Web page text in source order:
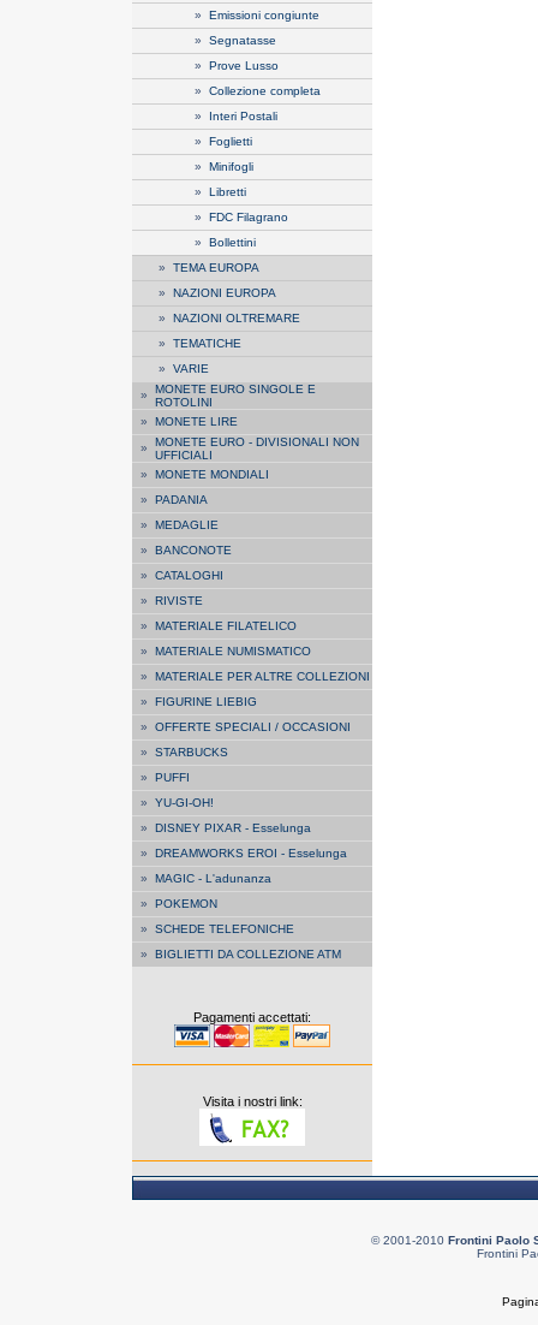
» Emissioni congiunte
» Segnatasse
» Prove Lusso
» Collezione completa
» Interi Postali
» Foglietti
» Minifogli
» Libretti
» FDC Filagrano
» Bollettini
» TEMA EUROPA
» NAZIONI EUROPA
» NAZIONI OLTREMARE
» TEMATICHE
» VARIE
» MONETE EURO SINGOLE E
ROTOLINI
» MONETE LIRE
» MONETE EURO - DIVISIONALI NON
UFFICIALI
» MONETE MONDIALI
» PADANIA
» MEDAGLIE
» BANCONOTE
» CATALOGHI
» RIVISTE
» MATERIALE FILATELICO
» MATERIALE NUMISMATICO
» MATERIALE PER ALTRE COLLEZIONI
» FIGURINE LIEBIG
» OFFERTE SPECIALI / OCCASIONI
» STARBUCKS
» PUFFI
» YU-GI-OH!
» DISNEY PIXAR - Esselunga
» DREAMWORKS EROI - Esselunga
» MAGIC - L'adunanza
» POKEMON
» SCHEDE TELEFONICHE
» BIGLIETTI DA COLLEZIONE ATM
Pagamenti accettati:
Visita i nostri link:
© 2001-2010 Frontini Paolo
Frontini